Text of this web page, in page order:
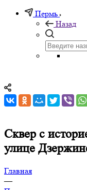
Пермь
Назад
Сквер с
улице
Главная
—